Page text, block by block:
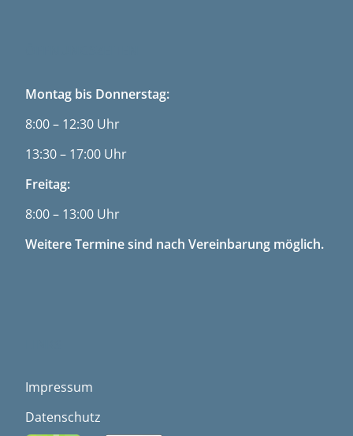
Montag bis Donnerstag:
8:00 – 12:30 Uhr
13:30 – 17:00 Uhr
Freitag:
8:00 – 13:00 Uhr
Weitere Termine sind nach Vereinbarung möglich.
Impressum
Datenschutz